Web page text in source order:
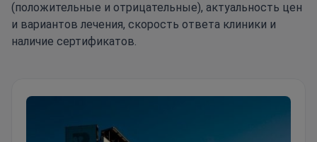
(положительные и отрицательные), актуальность цен
и вариантов лечения, скорость ответа клиники и
наличие сертификатов.